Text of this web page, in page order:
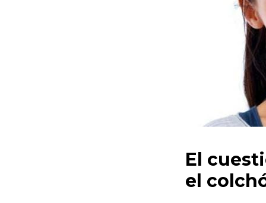
El
el